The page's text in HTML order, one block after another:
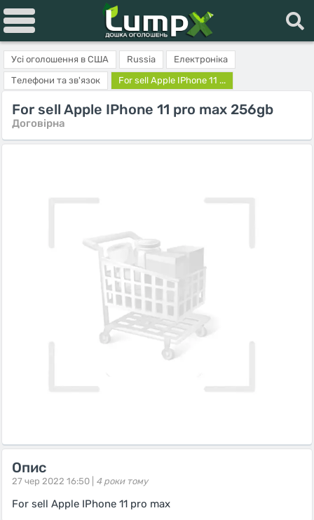
Усі оголошення в США Russia
Електроніка
Телефони та зв'язок
For sell Apple IPhone 11 ...
For sell Apple IPhone 11 pro max 256gb
Договірна
Опис
27 чер 2022 16:50 | 4 роки тому
For sell Apple IPhone 11 pro max